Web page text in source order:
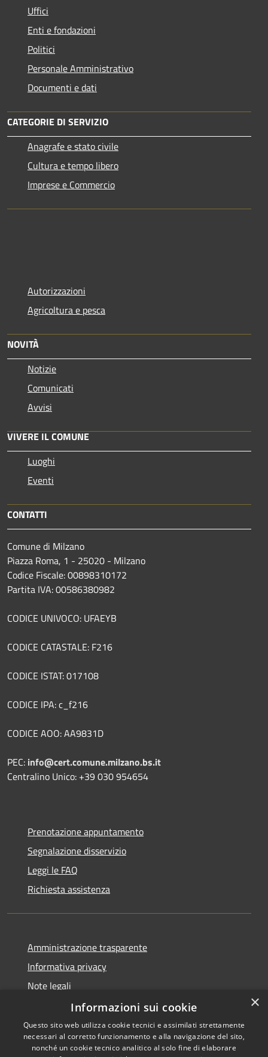
Uffici
Enti e fondazioni
Politici
Personale Amministrativo
Documenti e dati
CATEGORIE DI SERVIZIO
Anagrafe e stato civile
Cultura e tempo libero
Imprese e Commercio
Autorizzazioni
Agricoltura e pesca
NOVITÀ
Notizie
Comunicati
Avvisi
VIVERE IL COMUNE
Luoghi
Eventi
CONTATTI
Comune di Milzano
Piazza Roma, 1 - 25020 - Milzano
Codice Fiscale: 00898310172
Partita IVA: 00586380982
CODICE UNIVOCO: UFAEYB
CODICE CATASTALE: F216
CODICE ISTAT: 017108
CODICE IPA: c_f216
CODICE AOO: AA9831D
PEC: info@cert.comune.milzano.bs.it
Centralino Unico: +39 030 954654
Prenotazione appuntamento
Segnalazione disservizio
Leggi le FAQ
Richiesta assistenza
Amministrazione trasparente
Informativa privacy
Note legali
Dichiarazione di accessibilità
×
Informazioni sui cookie
Questo sito web utilizza cookie tecnici e assimilati strettamente
necessari al corretto funzionamento e alla navigazione del sito,
nonché un cookie tecnico analitico al solo fine di elaborare